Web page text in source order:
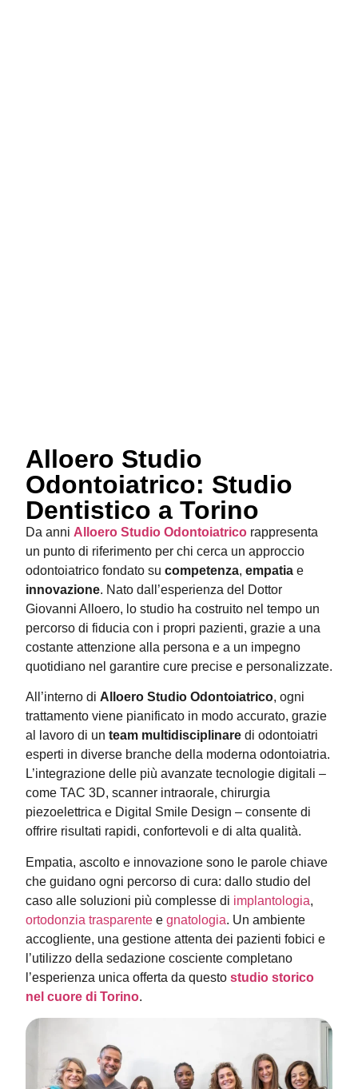
Alloero Studio
Odontoiatrico: Studio
Dentistico a Torino
Da anni Alloero Studio Odontoiatrico rappresenta
un punto di riferimento per chi cerca un approccio
odontoiatrico fondato su competenza, empatia e
innovazione. Nato dall’esperienza del Dottor
Giovanni Alloero, lo studio ha costruito nel tempo un
percorso di fiducia con i propri pazienti, grazie a una
costante attenzione alla persona e a un impegno
quotidiano nel garantire cure precise e personalizzate.
All’interno di Alloero Studio Odontoiatrico, ogni
trattamento viene pianificato in modo accurato, grazie
al lavoro di un team multidisciplinare di odontoiatri
esperti in diverse branche della moderna odontoiatria.
L’integrazione delle più avanzate tecnologie digitali –
come TAC 3D, scanner intraorale, chirurgia
piezoelettrica e Digital Smile Design – consente di
offrire risultati rapidi, confortevoli e di alta qualità.
Empatia, ascolto e innovazione sono le parole chiave
che guidano ogni percorso di cura: dallo studio del
caso alle soluzioni più complesse di implantologia,
ortodonzia trasparente e gnatologia. Un ambiente
accogliente, una gestione attenta dei pazienti fobici e
l’utilizzo della sedazione cosciente completano
l’esperienza unica offerta da questo studio storico
nel cuore di Torino.